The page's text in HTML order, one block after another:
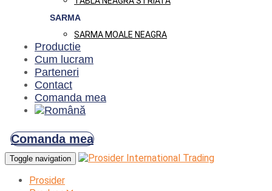
SARMA
SARMA MOALE NEAGRA
Productie
Cum lucram
Parteneri
Contact
Comanda mea
Comanda mea
Toggle navigation
Prosider